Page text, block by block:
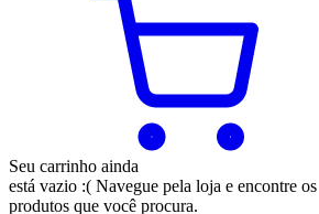
Seu carrinho ainda
está vazio :( Navegue pela loja e encontre os
produtos que você procura.